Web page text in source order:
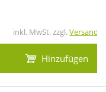
inkl. MwSt. zzgl.Versand
Hinzufügen